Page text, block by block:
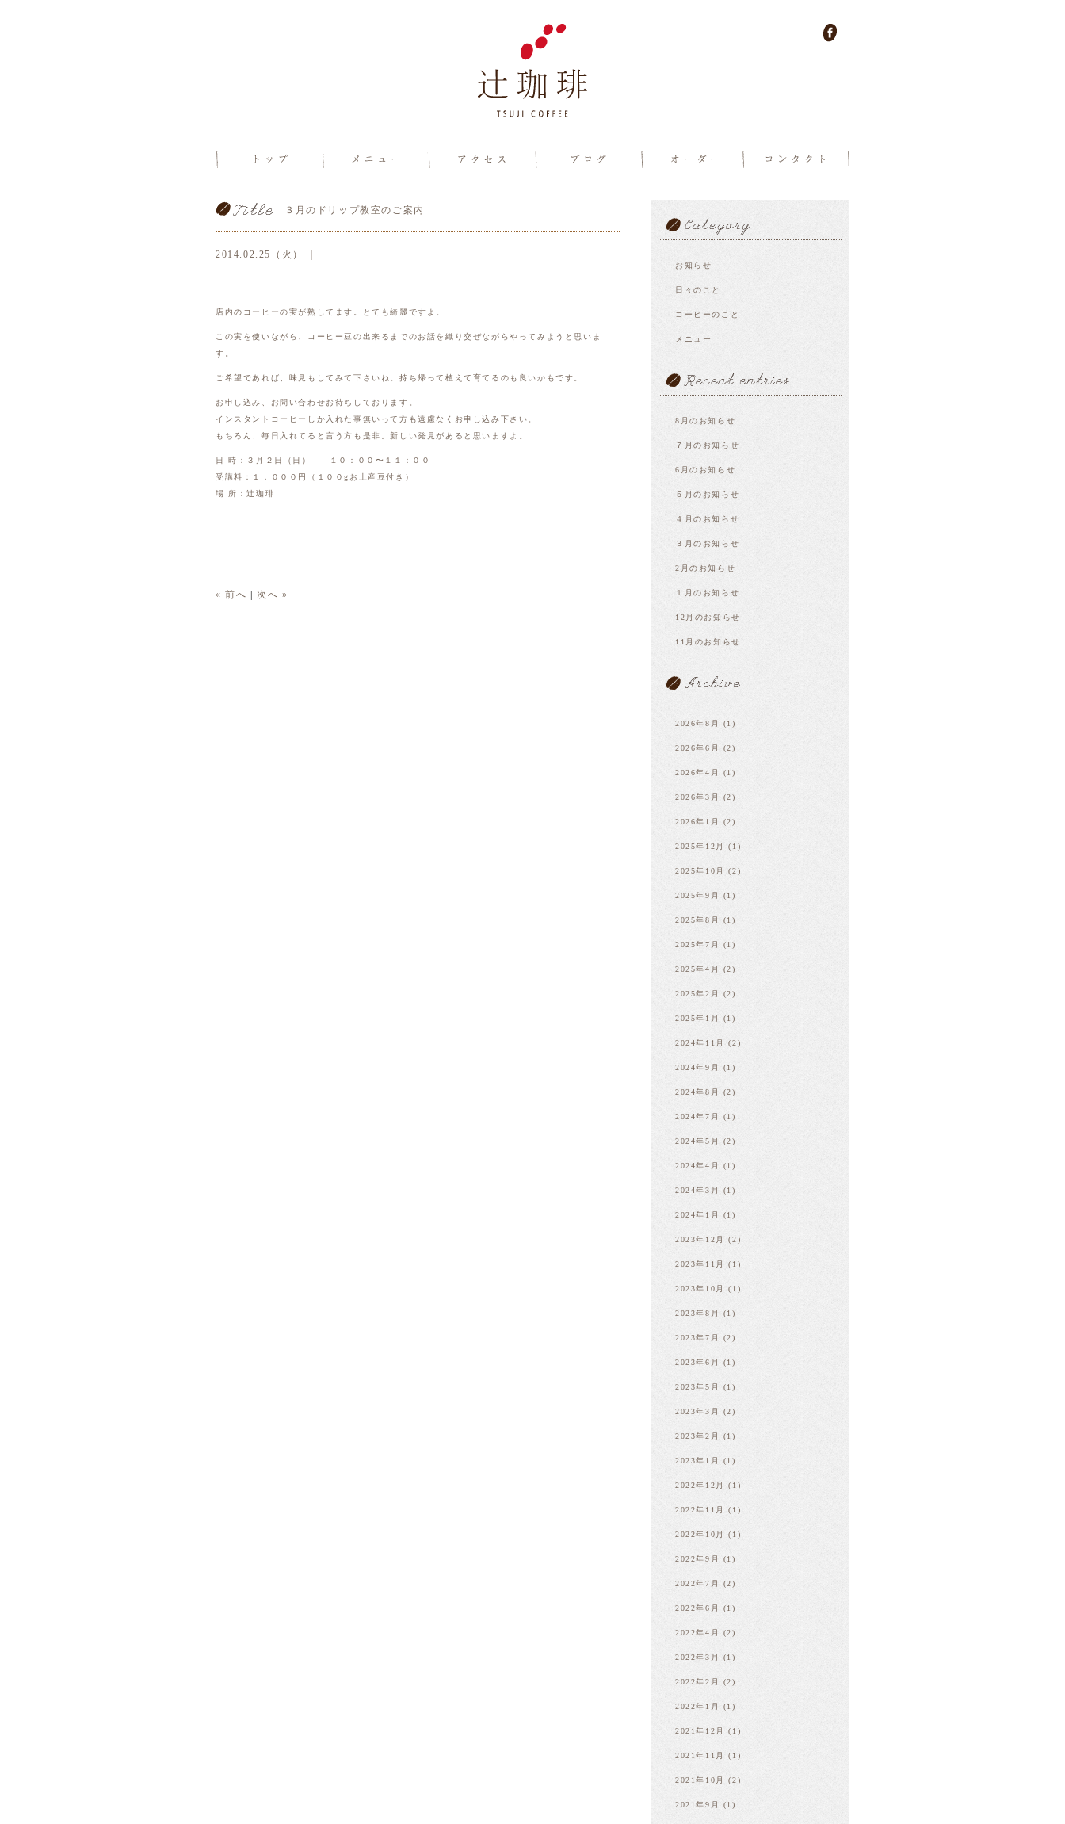
３月のドリップ教室のご案内
2014.02.25（火） ｜
店内のコーヒーの実が熟してます。とても綺麗ですよ。
この実を使いながら、コーヒー豆の出来るまでのお話を織り交ぜながらやってみようと思いま
す。
ご希望であれば、味見もしてみて下さいね。持ち帰って植えて育てるのも良いかもです。
お申し込み、お問い合わせお待ちしております。
インスタントコーヒーしか入れた事無いって方も遠慮なくお申し込み下さい。
もちろん、毎日入れてると言う方も是非。新しい発見があると思いますよ。
日 時：３月２日（日） １０：００〜１１：００
受講料：１，０００円（１００gお土産豆付き）
場 所：辻珈琲
« 前へ 次へ »
お知らせ
日々のこと
コーヒーのこと
メニュー
8月のお知らせ
７月のお知らせ
6月のお知らせ
５月のお知らせ
４月のお知らせ
３月のお知らせ
2月のお知らせ
１月のお知らせ
12月のお知らせ
11月のお知らせ
2026年8月 (1)
2026年6月 (2)
2026年4月 (1)
2026年3月 (2)
2026年1月 (2)
2025年12月 (1)
2025年10月 (2)
2025年9月 (1)
2025年8月 (1)
2025年7月 (1)
2025年4月 (2)
2025年2月 (2)
2025年1月 (1)
2024年11月 (2)
2024年9月 (1)
2024年8月 (2)
2024年7月 (1)
2024年5月 (2)
2024年4月 (1)
2024年3月 (1)
2024年1月 (1)
2023年12月 (2)
2023年11月 (1)
2023年10月 (1)
2023年8月 (1)
2023年7月 (2)
2023年6月 (1)
2023年5月 (1)
2023年3月 (2)
2023年2月 (1)
2023年1月 (1)
2022年12月 (1)
2022年11月 (1)
2022年10月 (1)
2022年9月 (1)
2022年7月 (2)
2022年6月 (1)
2022年4月 (2)
2022年3月 (1)
2022年2月 (2)
2022年1月 (1)
2021年12月 (1)
2021年11月 (1)
2021年10月 (2)
2021年9月 (1)